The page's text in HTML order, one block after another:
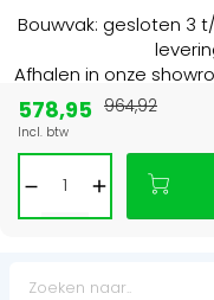
Bouwvak: gesloten 3
Afhalen in onze
578,95
Incl. btw
964,92